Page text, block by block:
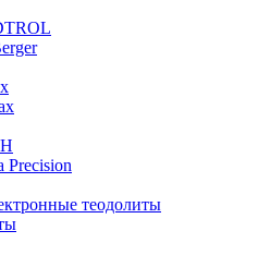
Precision
теодолиты